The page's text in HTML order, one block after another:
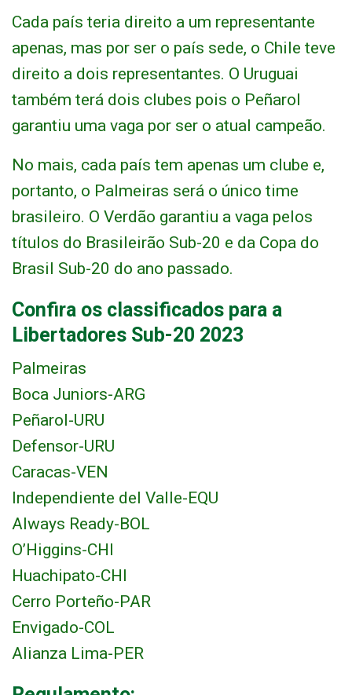
Cada país teria direito a um representante
apenas, mas por ser o país sede, o Chile teve
direito a dois representantes. O Uruguai
também terá dois clubes pois o Peñarol
garantiu uma vaga por ser o atual campeão.
No mais, cada país tem apenas um clube e,
portanto, o Palmeiras será o único time
brasileiro. O Verdão garantiu a vaga pelos
títulos do Brasileirão Sub-20 e da Copa do
Brasil Sub-20 do ano passado.
Confira os classificados para a
Libertadores Sub-20 2023
Palmeiras
Boca Juniors-ARG
Peñarol-URU
Defensor-URU
Caracas-VEN
Independiente del Valle-EQU
Always Ready-BOL
O’Higgins-CHI
Huachipato-CHI
Cerro Porteño-PAR
Envigado-COL
Alianza Lima-PER